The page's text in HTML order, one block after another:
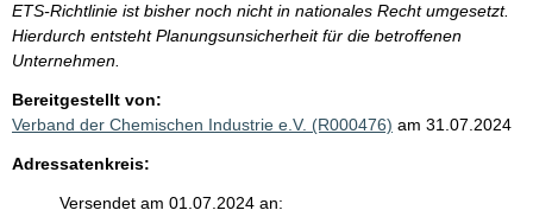
ETS-Richtlinie ist bisher noch nicht in nationales Recht umgesetzt.
Hierdurch entsteht Planungsunsicherheit für die betroffenen
Unternehmen.
Bereitgestellt von:
Verband der Chemischen Industrie e.V. (R000476) am 31.07.2024
Adressatenkreis:
Versendet am 01.07.2024 an: